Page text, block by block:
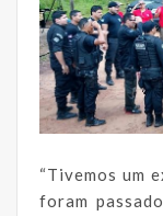
“Tivemos um
foram